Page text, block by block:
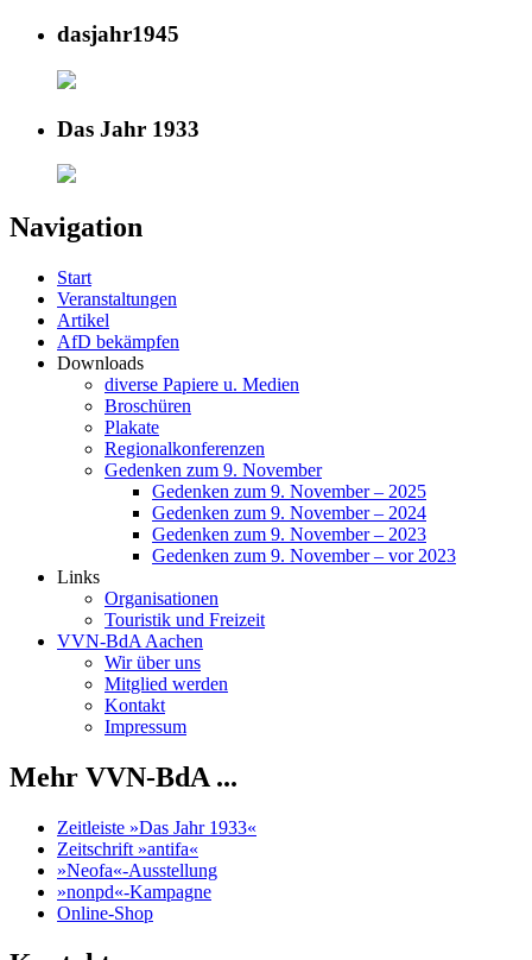
dasjahr1945
Das Jahr 1933
Navigation
Start
Veranstaltungen
Artikel
AfD bekämpfen
Downloads
diverse Papiere u. Medien
Broschüren
Plakate
Regionalkonferenzen
Gedenken zum 9. November
Gedenken zum 9. November – 2025
Gedenken zum 9. November – 2024
Gedenken zum 9. November – 2023
Gedenken zum 9. November – vor 2023
Links
Organisationen
Touristik und Freizeit
VVN-BdA Aachen
Wir über uns
Mitglied werden
Kontakt
Impressum
Mehr VVN-BdA ...
Zeitleiste »Das Jahr 1933«
Zeitschrift »antifa«
»Neofa«-Ausstellung
»nonpd«-Kampagne
Online-Shop